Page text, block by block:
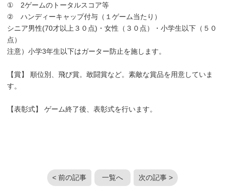
① 2ゲームのトータルスコア等
② ハンディーキャップ付与（１ゲーム当たり）
シニア男性(70才以上３０点)・女性（３０点）・小学生以下（５０
点）
注意）小学3年生以下はガーター防止を施します。
【賞】 順位別、飛び賞。敢闘賞など。素敵な賞品を用意していま
す。
【表彰式】 ゲーム終了後、表彰式を行います。
< 前の記事 一覧へ 次の記事 >